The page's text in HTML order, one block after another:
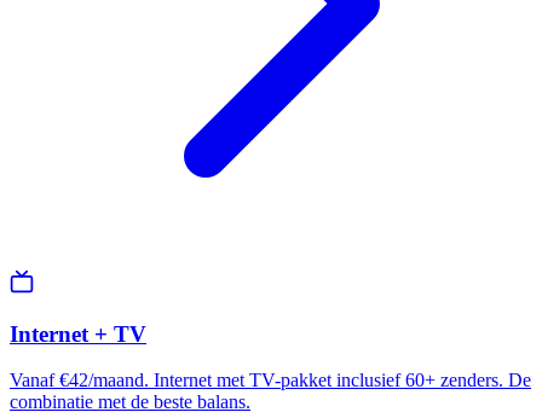
Internet + TV
Vanaf €42/maand. Internet met TV-pakket inclusief 60+ zenders. De
combinatie met de beste balans.